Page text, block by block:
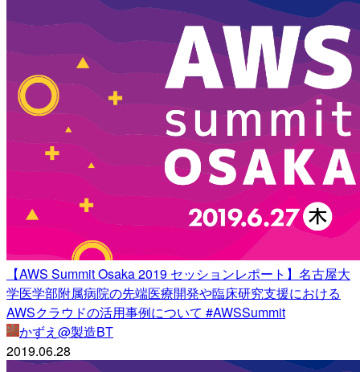
【AWS Summit Osaka 2019 セッションレポート】名古屋大
学医学部附属病院の先端医療開発や臨床研究支援における
AWSクラウドの活用事例について #AWSSummit
かずえ@製造BT
2019.06.28